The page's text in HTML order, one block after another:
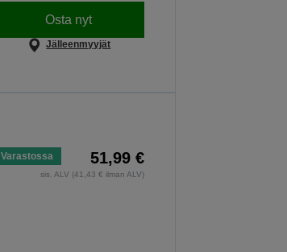
Osta nyt
Jälleenmyyjät
Varastossa 51,99 €
sis. ALV (41,43 € ilman ALV)